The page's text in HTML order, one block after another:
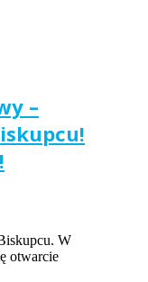
–
W
otwarcie